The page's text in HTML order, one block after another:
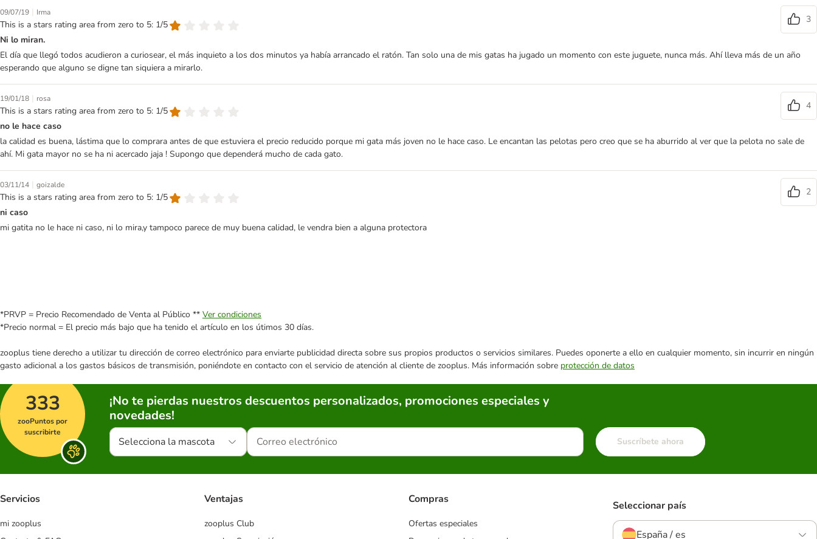
09/07/19 | Irma
This is a stars rating area from zero to 5: 1/5
3
Ni lo miran.
El día que llegó todos acudieron a curiosear, el más inquieto a los dos minutos ya había arrancado el ratón. Tan solo una de mis gatas ha jugado un momento con este juguete, nunca más. Ahí lleva más de un año
esperando que alguno se digne tan siquiera a mirarlo.
19/01/18 | rosa
This is a stars rating area from zero to 5: 1/5
4
no le hace caso
la calidad es buena, lástima que lo comprara antes de que estuviera el precio reducido porque mi gata más joven no le hace caso. Le encantan las pelotas pero creo que se ha aburrido al ver que la pelota no sale de
ahí. Mi gata mayor no se ha ni acercado jaja ! Supongo que dependerá mucho de cada gato.
03/11/14 | goizalde
This is a stars rating area from zero to 5: 1/5
2
ni caso
mi gatita no le hace ni caso, ni lo mira,y tampoco parece de muy buena calidad, le vendra bien a alguna protectora
*PRVP = Precio Recomendado de Venta al Público ** Ver condiciones
*Precio normal = El precio más bajo que ha tenido el artículo en los útimos 30 días.
zooplus tiene derecho a utilizar tu dirección de correo electrónico para enviarte publicidad directa sobre sus propios productos o servicios similares. Puedes oponerte a ello en cualquier momento, sin incurrir en ningún
gasto adicional a los gastos básicos de transmisión, poniéndote en contacto con el servicio de atención al cliente de zooplus. Más información sobre protección de datos
333
zooPuntos por
suscribirte
¡No te pierdas nuestros descuentos personalizados, promociones especiales y
novedades!
Selecciona la mascota Suscríbete ahora
Servicios
mi zooplus
Ventajas
zooplus Club
Compras
Ofertas especiales
Seleccionar país
España / es